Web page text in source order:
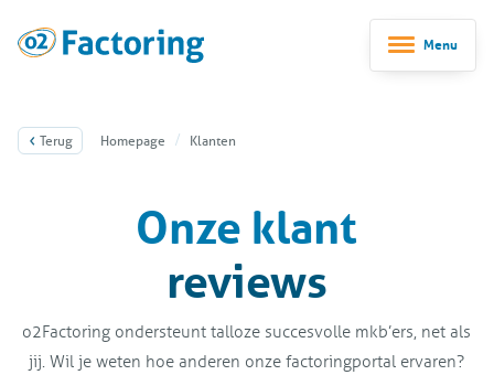
Menu
Terug Homepage Klanten
Onze klant
reviews
o2Factoring ondersteunt talloze succesvolle mkb’ers, net als
jij. Wil je weten hoe anderen onze factoringportal ervaren?